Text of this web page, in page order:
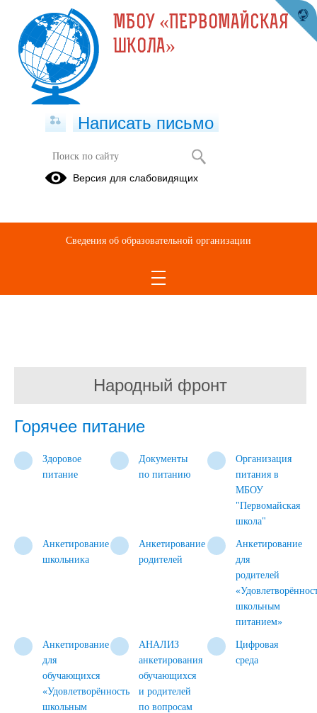
Народный фронт
Горячее питание
Здоровое
питание
Документы
по питанию
Организация
питания в
МБОУ
"Первомайская
школа"
Анкетирование
школьника
Анкетирование
родителей
Анкетирование
для
родителей
школьным
питанием»
Анкетирование
для
обучающихся
«Удовлетворённость
школьным
АНАЛИЗ
анкетирования
обучающихся
и родителей
по вопросам
Цифровая
среда
МБОУ «ПЕРВОМАЙСКАЯ
ШКОЛА»
Написать письмо
Версия для слабовидящих
Сведения об образовательной организации